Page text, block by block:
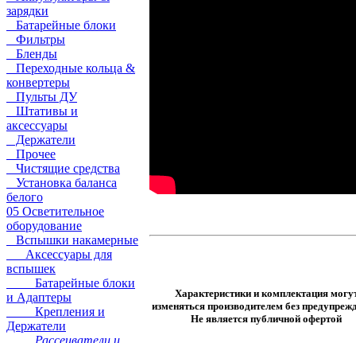
зарядки
Батарейные блоки
Фильтры
Бленды
Переходные кольца &
конвертеры
Пульты ДУ
Штативы и
аксессуары
Держатели
Прочее
Чистящие средства
Установка баланса
белого
05 Осветительное
оборудование
Вспышки накамерные
Аксессуары для
вспышек
Батарейные блоки
и Адаптеры
Крепления и
Держатели
Рассеиватели и
Характеристики и комплектация
изменяться производителем без
Не является публичной офертой